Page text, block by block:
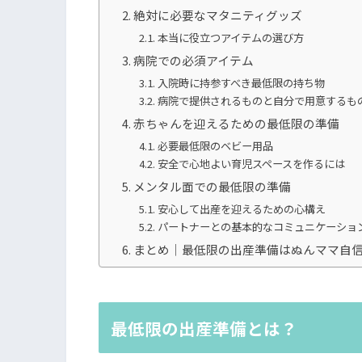
絶対に必要なマタニティグッズ
本当に役立つアイテムの選び方
病院での必須アイテム
入院時に持参すべき最低限の持ち物
病院で提供されるものと自分で用意するも
赤ちゃんを迎えるための最低限の準備
必要最低限のベビー用品
安全で心地よい育児スペースを作るには
メンタル面での最低限の準備
安心して出産を迎えるための心構え
パートナーとの基本的なコミュニケーショ
まとめ｜最低限の出産準備はぬんママ自
最低限の出産準備とは？